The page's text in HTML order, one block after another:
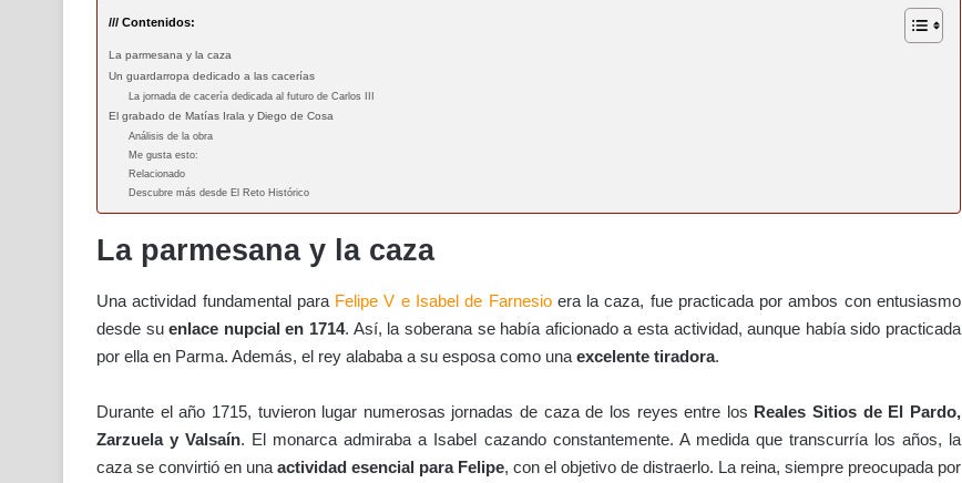
/// Contenidos:
La parmesana y la caza
Un guardarropa dedicado a las cacerías
La jornada de cacería dedicada al futuro de Carlos III
El grabado de Matías Irala y Diego de Cosa
Análisis de la obra
Me gusta esto:
Relacionado
Descubre más desde El Reto Histórico
La parmesana y la caza
Una actividad fundamental para Felipe V e Isabel de Farnesioera la caza, fue practicada por ambos con entusiasmo
desde suenlace nupcial en 1714. Así, la soberana se había aficionado a esta actividad, aunque había sido practicada
por ella en Parma. Además, el rey alababa a su esposa como una excelente tiradora.
Durante el año 1715, tuvieron lugar numerosas jornadas de caza de los reyes entre los Reales Sitios de El Pardo,
Zarzuela y Valsaín. El monarca admiraba a Isabel cazando constantemente. A medida que transcurría los años, la
caza se convirtió en una actividad esencial para Felipe, con el objetivo de distraerlo. La reina, siempre preocupada por